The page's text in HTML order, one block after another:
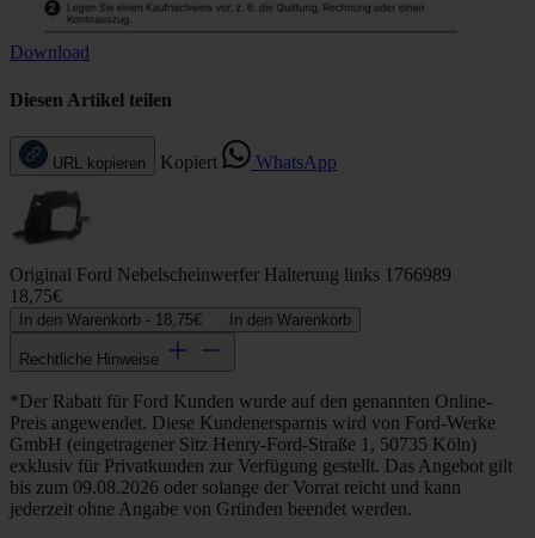
Download
Diesen Artikel teilen
URL kopieren Kopiert WhatsApp
Original Ford Nebelscheinwerfer Halterung links 1766989
18,75€
In den Warenkorb - 18,75€ In den Warenkorb
Rechtliche Hinweise
*Der Rabatt für Ford Kunden wurde auf den genannten Online-
Preis angewendet. Diese Kundenersparnis wird von Ford-Werke
GmbH (eingetragener Sitz Henry-Ford-Straße 1, 50735 Köln)
exklusiv für Privatkunden zur Verfügung gestellt. Das Angebot gilt
bis zum 09.08.2026 oder solange der Vorrat reicht und kann
jederzeit ohne Angabe von Gründen beendet werden.